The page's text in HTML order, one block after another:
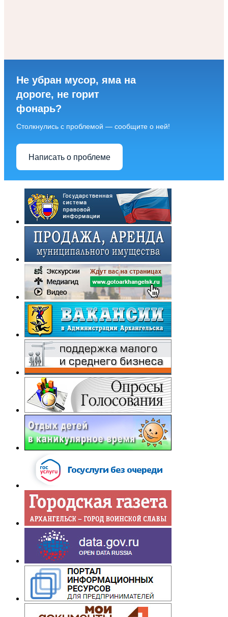
Не убран мусор, яма на
дороге, не горит
фонарь?
Столкнулись с проблемой — сообщите о ней!
Написать о проблеме